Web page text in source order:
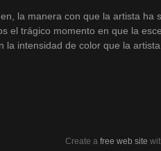
la manera con que la artista ha
el trágico momento en que la
intensidad de color que la
Create a free web site